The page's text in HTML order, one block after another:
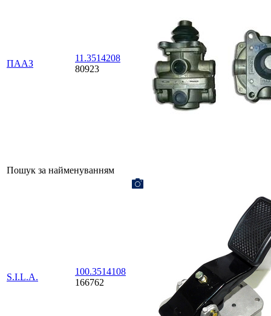
ПААЗ
11.3514208
80923
Пошук за найменуванням
S.I.L.A.
100.3514108
166762